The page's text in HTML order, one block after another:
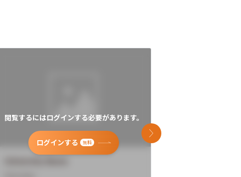
閲覧するにはログインする必要があります。
ログインする 無料
次のスライド